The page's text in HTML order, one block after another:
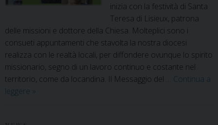
inizia con la festività di Santa
Teresa di Lisieux, patrona
delle missioni e dottore della Chiesa. Molteplici sono i
consueti appuntamenti che stavolta la nostra diocesi
realizza con le realtà locali, per diffondere ovunque lo spirito
missionario, segno di un lavoro continuo e costante nel
territorio, come da locandina. Il Messaggio del … Continua a
leggere Missionari
»